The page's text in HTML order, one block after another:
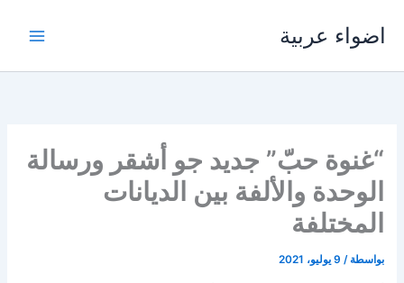
اضواء عربية
“غنوة حبّ” جديد جو أشقر ورسالة
الوحدة والألفة بين الديانات
المختلفة
بواسطة / 9 يوليو، 2021